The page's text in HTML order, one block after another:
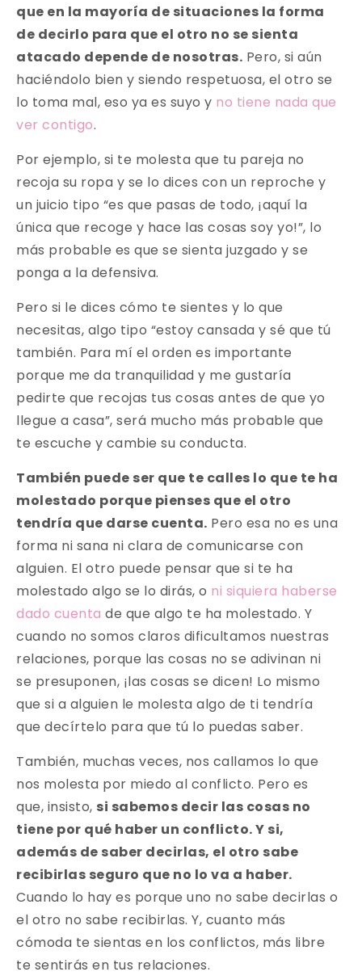
que en la mayoría de situaciones la forma
de decirlo para que el otro no se sienta
atacado depende de nosotras. Pero, si aún
haciéndolo bien y siendo respetuosa, el otro se
lo toma mal, eso ya es suyo y no tiene nada que
ver contigo.
Por ejemplo, si te molesta que tu pareja no
recoja su ropa y se lo dices con un reproche y
un juicio tipo “es que pasas de todo, ¡aquí la
única que recoge y hace las cosas soy yo!”, lo
más probable es que se sienta juzgado y se
ponga a la defensiva.
Pero si le dices cómo te sientes y lo que
necesitas, algo tipo “estoy cansada y sé que tú
también. Para mí el orden es importante
porque me da tranquilidad y me gustaría
pedirte que recojas tus cosas antes de que yo
llegue a casa”, será mucho más probable que
te escuche y cambie su conducta.
También puede ser que te calles lo que te ha
molestado porque pienses que el otro
tendría que darse cuenta. Pero esa no es una
forma ni sana ni clara de comunicarse con
alguien. El otro puede pensar que si te ha
molestado algo se lo dirás, o ni siquiera haberse
dado cuenta de que algo te ha molestado. Y
cuando no somos claros dificultamos nuestras
relaciones, porque las cosas no se adivinan ni
se presuponen, ¡las cosas se dicen! Lo mismo
que si a alguien le molesta algo de ti tendría
que decírtelo para que tú lo puedas saber.
También, muchas veces, nos callamos lo que
nos molesta por miedo al conflicto. Pero es
que, insisto, si sabemos decir las cosas no
tiene por qué haber un conflicto. Y si,
además de saber decirlas, el otro sabe
recibirlas seguro que no lo va a haber.
Cuando lo hay es porque uno no sabe decirlas o
el otro no sabe recibirlas. Y, cuanto más
cómoda te sientas en los conflictos, más libre
te sentirás en tus relaciones.